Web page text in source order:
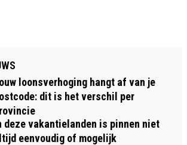
loonsverhoging hangt af van je
dit is het verschil per
deze vakantielanden is pinnen niet
eenvoudig of mogelijk